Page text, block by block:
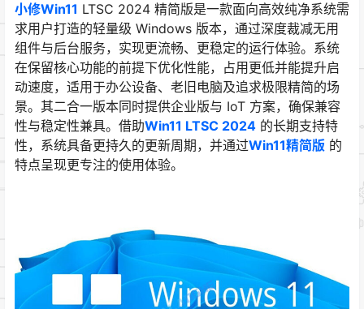
小修Win11 LTSC 2024 精简版是一款面向高效纯净系统需
求用户打造的轻量级 Windows 版本，通过深度裁减无用
组件与后台服务，实现更流畅、更稳定的运行体验。系统
在保留核心功能的前提下优化性能，占用更低并能提升启
动速度，适用于办公设备、老旧电脑及追求极限精简的场
景。其二合一版本同时提供企业版与 IoT 方案，确保兼容
性与稳定性兼具。借助Win11 LTSC 2024 的长期支持特
性，系统具备更持久的更新周期，并通过Win11精简版 的
特点呈现更专注的使用体验。